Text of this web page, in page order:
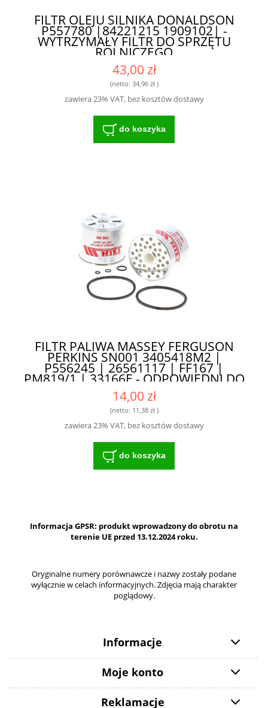
FILTR OLEJU SILNIKA DONALDSON
P557780 |84221215 1909102| -
WYTRZYMAŁY FILTR DO SPRZĘTU
ROLNICZEGO
43,00 zł
(netto: 34,96 zł)
zawiera 23% VAT, bez kosztów dostawy
do koszyka
FILTR PALIWA MASSEY FERGUSON
PERKINS SN001 3405418M2 |
P556245 | 26561117 | FF167 |
PM819/1 | 33166E - ODPOWIEDNI DO
TRUDNYCH WARUNKÓW PRACY
14,00 zł
(netto: 11,38 zł)
zawiera 23% VAT, bez kosztów dostawy
do koszyka
Informacja GPSR: produkt wprowadzony do obrotu na
terenie UE przed 13.12.2024 roku.
Oryginalne numery porównawcze i nazwy zostały podane
wyłącznie w celach informacyjnych. Zdjęcia mają charakter
poglądowy.
Informacje
Moje konto
Reklamacje